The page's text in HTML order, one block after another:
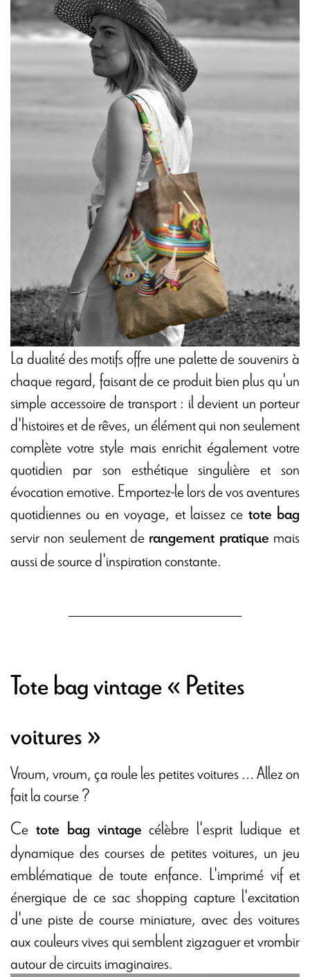
La dualité des motifs offre une palette de souvenirs à
chaque regard, faisant de ce produit bien plus qu'un
simple accessoire de transport : il devient un porteur
d'histoires et de rêves, un élément qui non seulement
complète votre style mais enrichit également votre
quotidien par son esthétique singulière et son
évocation emotive. Emportez-le lors de vos aventures
quotidiennes ou en voyage, et laissez ce tote bag
servir non seulement de rangement pratique mais
aussi de source d'inspiration constante.
Tote bag vintage « Petites
voitures »
Vroum, vroum, ça roule les petites voitures … Allez on
fait la course ?
Ce tote bag vintage célèbre l'esprit ludique et
dynamique des courses de petites voitures, un jeu
emblématique de toute enfance. L'imprimé vif et
énergique de ce sac shopping capture l'excitation
d'une piste de course miniature, avec des voitures
aux couleurs vives qui semblent zigzaguer et vrombir
autour de circuits imaginaires.